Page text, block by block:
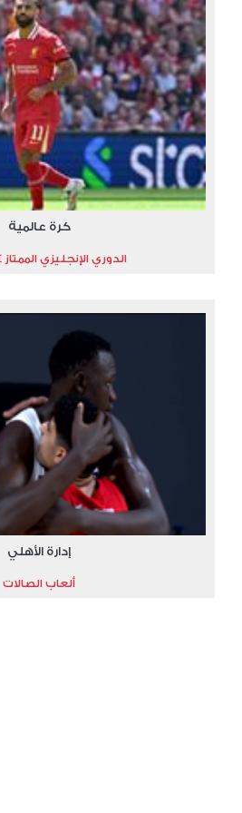
كرة عالمية
الدوري الإنجليزي الممتاز 2024-2025
إدارة الأهلي
ألعاب الصالات